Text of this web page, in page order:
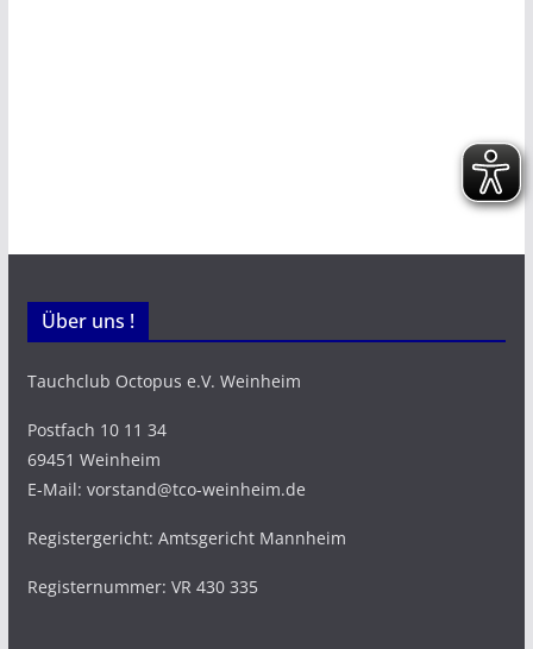
Über uns !
Tauchclub Octopus e.V. Weinheim
Postfach 10 11 34
69451 Weinheim
E-Mail: vorstand@tco-weinheim.de
Registergericht: Amtsgericht Mannheim
Registernummer: VR 430 335